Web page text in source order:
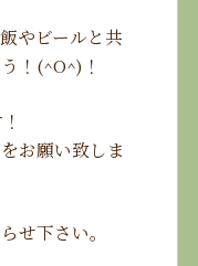
やビールと共
！(^O^)！
お願い致しま
せ下さい。